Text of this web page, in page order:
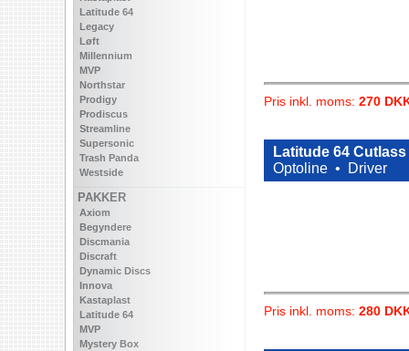
Latitude 64
Legacy
Løft
Millennium
MVP
Northstar
Prodigy
Prodiscus
Streamline
Supersonic
Trash Panda
Westside
PAKKER
Axiom
Begyndere
Discmania
Discraft
Dynamic Discs
Innova
Kastaplast
Latitude 64
MVP
Mystery Box
Pris inkl. moms: 270
Latitude 64
Optoline •
Driver
Pris inkl. moms: 280